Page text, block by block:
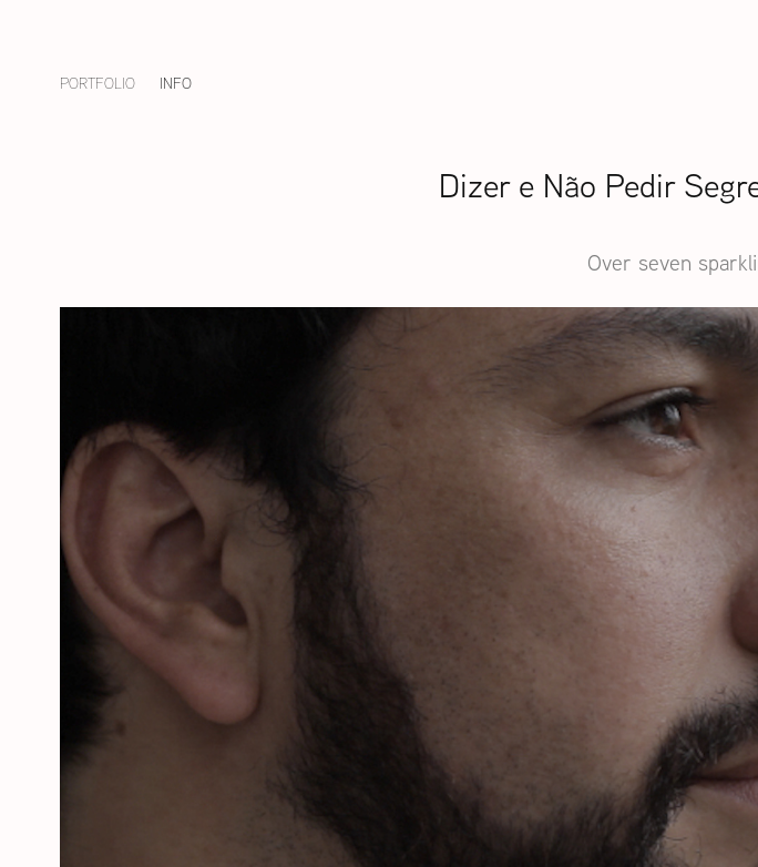
PORTFOLIO INFO
Dizer e Não Pedir
Over seven